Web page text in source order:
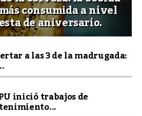
consumida a nivel
de aniversario.
a las 3 de la madrugada:
inició trabajos de